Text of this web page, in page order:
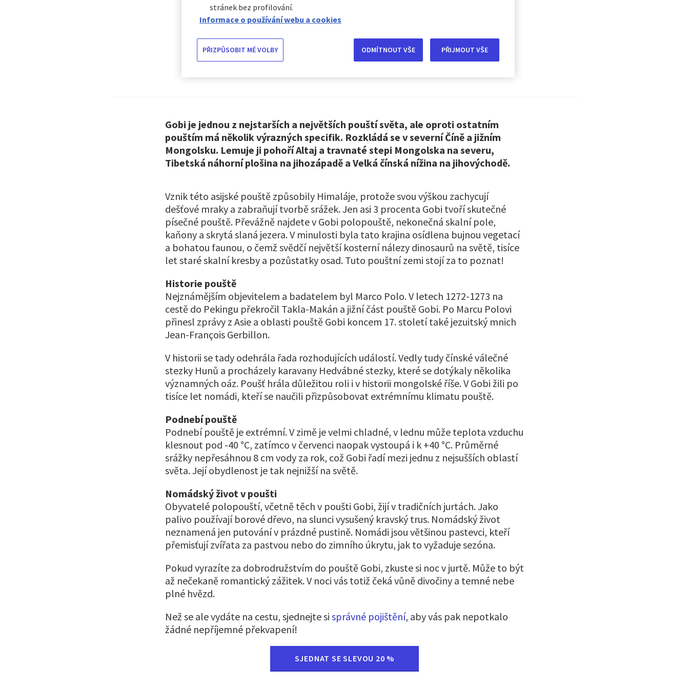
Poušť Gobi
Gobi je jednou z nejstarších a největších pouští světa, ale oproti ostatním
pouštím má několik výrazných specifik. Rozkládá se v severní Číně a jižním
Mongolsku. Lemuje ji pohoří Altaj a travnaté stepi Mongolska na severu,
Tibetská náhorní plošina na jihozápadě a Velká čínská nížina na jihovýchodě.
Vznik této asijské pouště způsobily Himaláje, protože svou výškou zachycují
dešťové mraky a zabraňují tvorbě srážek. Jen asi 3 procenta Gobi tvoří skutečné
písečné pouště. Převážně najdete v Gobi polopouště, nekonečná skalní pole,
kaňony a skrytá slaná jezera. V minulosti byla tato krajina osídlena bujnou vegetací
a bohatou faunou, o čemž svědčí největší kosterní nálezy dinosaurů na světě, tisíce
let staré skalní kresby a pozůstatky osad. Tuto pouštní zemi stojí za to poznat!
Historie pouště
Nejznámějším objevitelem a badatelem byl Marco Polo. V letech 1272-1273 na
cestě do Pekingu překročil Takla-Makán a jižní část pouště Gobi. Po Marcu Polovi
přinesl zprávy z Asie a oblasti pouště Gobi koncem 17. století také jezuitský mnich
Jean-François Gerbillon.
V historii se tady odehrála řada rozhodujících událostí. Vedly tudy čínské válečné
stezky Hunů a procházely karavany Hedvábné stezky, které se dotýkaly několika
významných oáz. Poušť hrála důležitou roli i v historii mongolské říše. V Gobi žili po
tisíce let nomádi, kteří se naučili přizpůsobovat extrémnímu klimatu pouště.
Podnebí pouště
Podnebí pouště je extrémní. V zimě je velmi chladné, v lednu může teplota vzduchu
klesnout pod -40 °C, zatímco v červenci naopak vystoupá i k +40 °C. Průměrné
srážky nepřesáhnou 8 cm vody za rok, což Gobi řadí mezi jednu z nejsušších oblastí
světa. Její obydlenost je tak nejnižší na světě.
Nomádský život v poušti
Obyvatelé polopouští, včetně těch v poušti Gobi, žijí v tradičních jurtách. Jako
palivo používají borové dřevo, na slunci vysušený kravský trus. Nomádský život
neznamená jen putování v prázdné pustině. Nomádi jsou většinou pastevci, kteří
přemisťují zvířata za pastvou nebo do zimního úkrytu, jak to vyžaduje sezóna.
Pokud vyrazíte za dobrodružstvím do pouště Gobi, zkuste si noc v jurtě. Může to být
až nečekaně romantický zážitek. V noci vás totiž čeká vůně divočiny a temné nebe
plné hvězd.
Než se ale vydáte na cestu, sjednejte si správné pojištění, aby vás pak nepotkalo
žádné nepříjemné překvapení!
SJEDNAT SE SLEVOU 20 %
stránek bez profilování.
Informace o používání webu a cookies
PŘIZPŮSOBIT MÉ VOLBY ODMÍTNOUT VŠE PŘIJMOUT VŠE